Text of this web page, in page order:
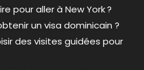
pour aller à New York ?
un visa dominicain ?
des visites guidées pour